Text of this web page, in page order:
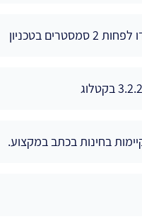
בטכניון
בחינות בכתב במקצוע.